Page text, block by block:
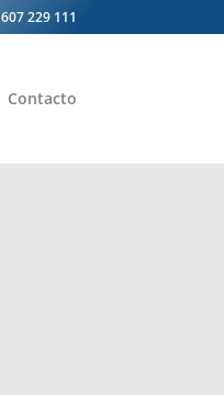
607 229 111
Contacto